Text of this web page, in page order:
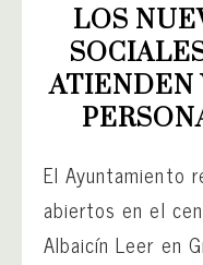
LOS
ATIENDEN
El Ayuntamiento
abiertos en el
Albaicín Leer en